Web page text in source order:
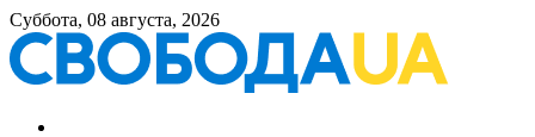
Суббота, 08 августа, 2026